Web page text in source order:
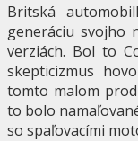
Britská
generáciu svojho
verziách. Bol to
skepticizmus
tomto malom
to bolo
so spaľovacími